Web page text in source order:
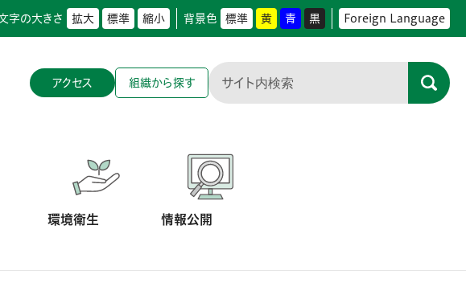
字の大きさ 拡大 標準 縮小 背景色 標準 黄 青 黒 Foreign Language
アクセス 組織から探す
環境衛生 情報公開